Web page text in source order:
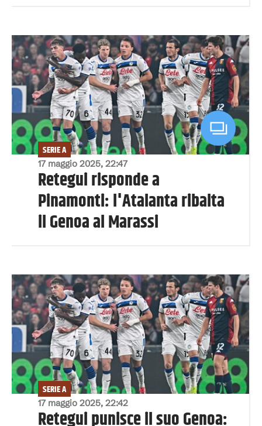
17 maggio 2025, 22:47
SERIE A
Retegui risponde a
Pinamonti: l'Atalanta ribalta
il Genoa al Marassi
17 maggio 2025, 22:42
SERIE A
Retegui punisce il suo Genoa: